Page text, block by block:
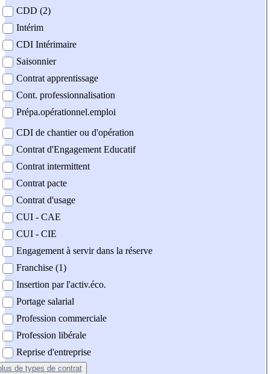
CDD (2)
Intérim
CDI Intérimaire
Saisonnier
Contrat apprentissage
Cont. professionnalisation
Prépa.opérationnel.emploi
CDI de chantier ou d'opération
Contrat d'Engagement Educatif
Contrat intermittent
Contrat pacte
Contrat d'usage
CUI - CAE
CUI - CIE
Engagement à servir dans la réserve
Franchise (1)
Insertion par l'activ.éco.
Portage salarial
Profession commerciale
Profession libérale
Reprise d'entreprise
de types de contrat